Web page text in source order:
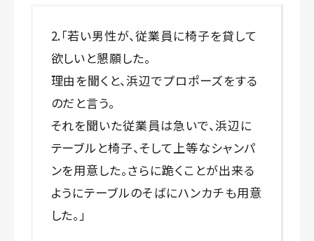
2.「若い男性が、従業員に椅子を貸して
欲しいと懇願した。
理由を聞くと、浜辺でプロポーズをする
のだと言う。
それを聞いた従業員は急いで、浜辺に
テーブルと椅子、そして上等なシャンパ
ンを用意した。さらに跪くことが出来る
ようにテーブルのそばにハンカチも用意
した。」